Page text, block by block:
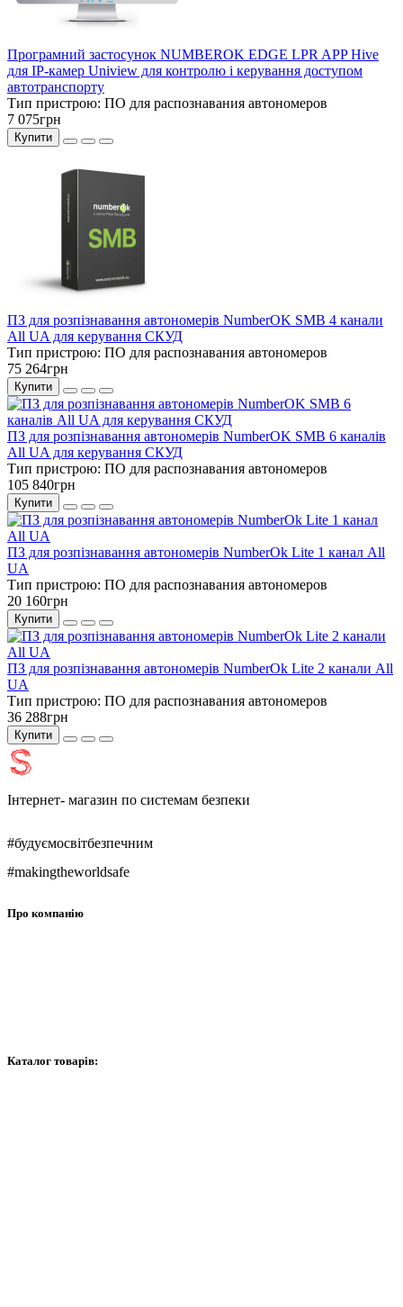
Програмний застосунок NUMBEROK EDGE LPR APP Hive
для IP-камер Uniview для контролю і керування доступом
автотранспорту
Тип пристрою: ПО для распознавания автономеров
7 075грн
Купити
ПЗ для розпізнавання автономерів NumberOK SMB 4 канали
All UA для керування СКУД
Тип пристрою: ПО для распознавания автономеров
75 264грн
Купити
ПЗ для розпізнавання автономерів NumberOK SMB 6 каналів
All UA для керування СКУД
Тип пристрою: ПО для распознавания автономеров
105 840грн
Купити
ПЗ для розпізнавання автономерів NumberOk Lite 1 канал All
UA
Тип пристрою: ПО для распознавания автономеров
20 160грн
Купити
ПЗ для розпізнавання автономерів NumberOk Lite 2 канали All
UA
Тип пристрою: ПО для распознавания автономеров
36 288грн
Купити
Інтернет- магазин по системам безпеки
#будуємосвітбезпечним
#makingtheworldsafe
Про компанію
Каталог товарів: